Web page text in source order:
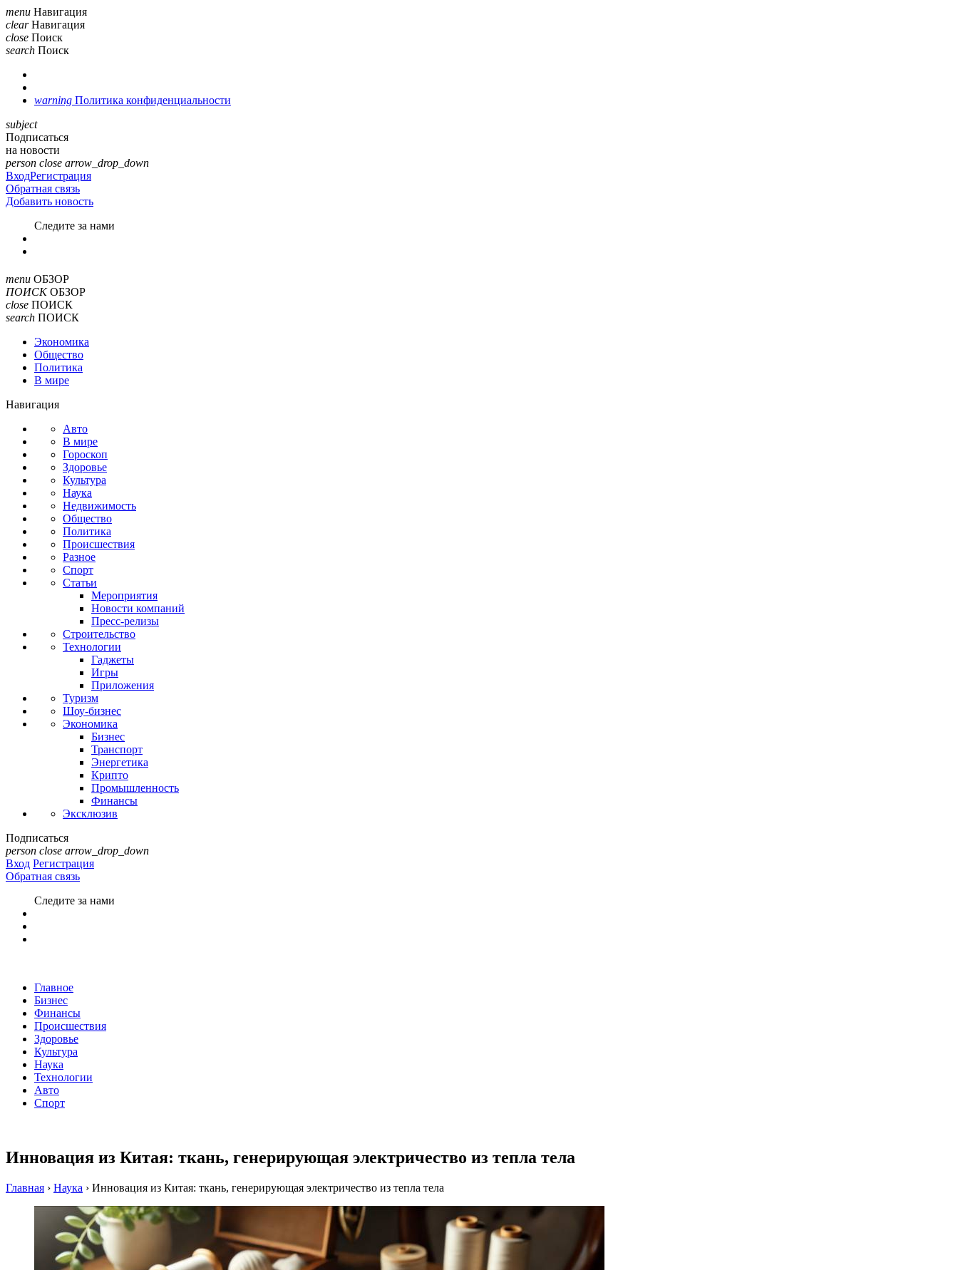
menu Навигация
clear Навигация
close Поиск
search Поиск
warning Политика конфиденциальности
subject
Подписаться
на новости
person close arrow_drop_down
ВходРегистрация
Обратная связь
Добавить новость
Cледите за нами
menu ОБЗОР
ПОИСК ОБЗОР
close ПОИСК
search ПОИСК
Экономика
Общество
Политика
В мире
Навигация
Авто
В мире
Гороскоп
Здоровье
Культура
Наука
Недвижимость
Общество
Политика
Происшествия
Разное
Спорт
Статьи
Мероприятия
Новости компаний
Пресс-релизы
Строительство
Технологии
Гаджеты
Игры
Приложения
Туризм
Шоу-бизнес
Экономика
Бизнес
Транспорт
Энергетика
Крипто
Промышленность
Финансы
Эксклюзив
Подписаться
person close arrow_drop_down
Вход Регистрация
Обратная связь
Следите за нами
Главное
Бизнес
Финансы
Происшествия
Здоровье
Культура
Наука
Технологии
Авто
Спорт
Инновация из Китая: ткань, генерирующая электричество из тепла тела
Главная › Наука › Инновация из Китая: ткань, генерирующая электричество из тепла тела